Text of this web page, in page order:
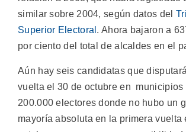
similar sobre 2004, según datos del
Superior Electoral . Ahora bajaron a
por ciento del total de alcaldes en el
Aún hay seis candidatas que
vuelta el 30 de octubre en municipios
200.000 electores donde no hubo un
mayoría absoluta en la primera vuelta